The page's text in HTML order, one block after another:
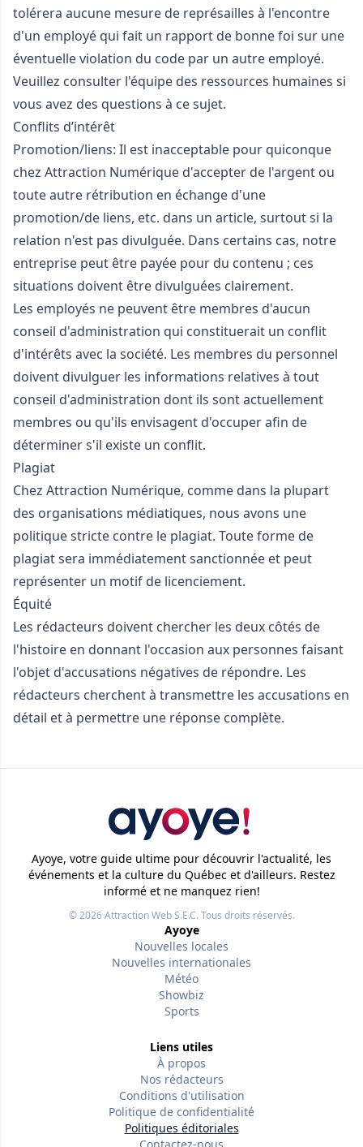
tolérera aucune mesure de représailles à l'encontre
d'un employé qui fait un rapport de bonne foi sur une
éventuelle violation du code par un autre employé.
Veuillez consulter l'équipe des ressources humaines si
vous avez des questions à ce sujet.
Conflits d’intérêt
Promotion/liens: Il est inacceptable pour quiconque
chez Attraction Numérique d'accepter de l'argent ou
toute autre rétribution en échange d'une
promotion/de liens, etc. dans un article, surtout si la
relation n'est pas divulguée. Dans certains cas, notre
entreprise peut être payée pour du contenu ; ces
situations doivent être divulguées clairement.
Les employés ne peuvent être membres d'aucun
conseil d'administration qui constituerait un conflit
d'intérêts avec la société. Les membres du personnel
doivent divulguer les informations relatives à tout
conseil d'administration dont ils sont actuellement
membres ou qu'ils envisagent d'occuper afin de
déterminer s'il existe un conflit.
Plagiat
Chez Attraction Numérique, comme dans la plupart
des organisations médiatiques, nous avons une
politique stricte contre le plagiat. Toute forme de
plagiat sera immédiatement sanctionnée et peut
représenter un motif de licenciement.
Équité
Les rédacteurs doivent chercher les deux côtés de
l'histoire en donnant l'occasion aux personnes faisant
l'objet d'accusations négatives de répondre. Les
rédacteurs cherchent à transmettre les accusations en
détail et à permettre une réponse complète.
Ayoye, votre guide ultime pour découvrir l'actualité, les
événements et la culture du Québec et d'ailleurs. Restez
informé et ne manquez rien!
© 2026Attraction Web S.E.C.Tous droits réservés.
Ayoye
Nouvelles locales
Nouvelles internationales
Météo
Showbiz
Sports
Liens utiles
À propos
Nos rédacteurs
Conditions d'utilisation
Politique de confidentialité
Politiques éditoriales